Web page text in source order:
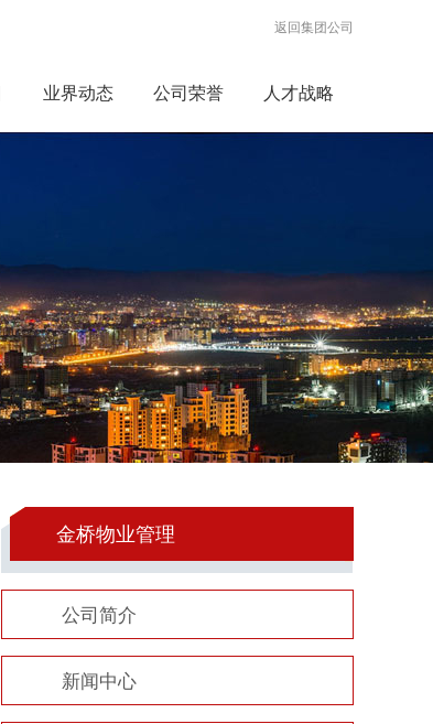
返回集团公司
业界动态 公司荣誉 人才战略
金桥物业管理
公司简介
新闻中心